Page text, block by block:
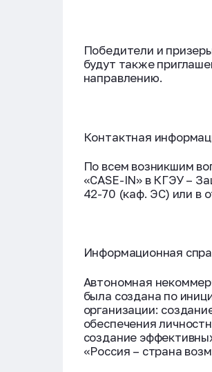
Победители и
будут также
направлению.
Контактная
По всем возникшим
«CASE-IN» в КГЭУ –
42-70 (каф. ЭС) или в
Информационная
Автономная
была создана по
организации:
обеспечения
создание
«Россия – страна